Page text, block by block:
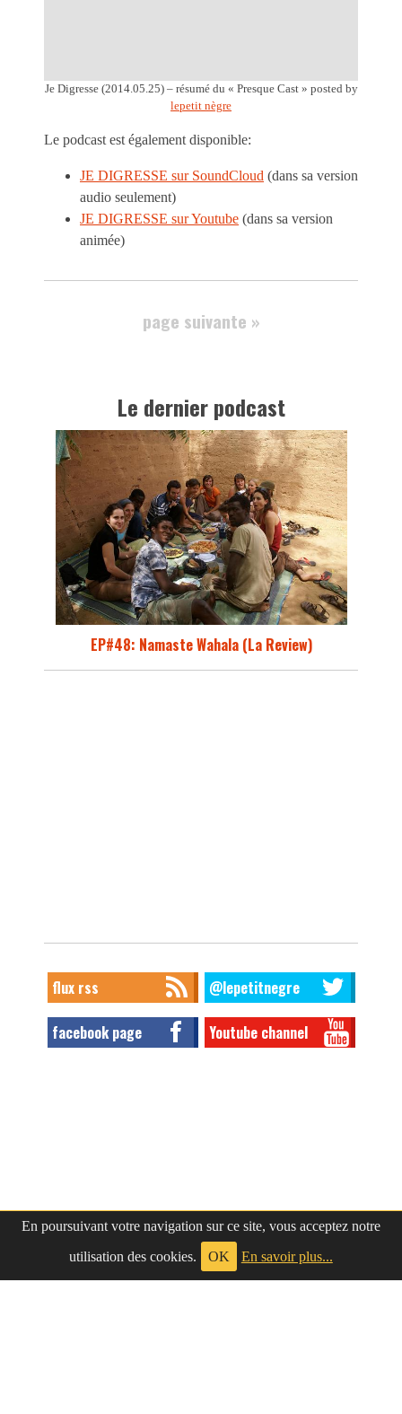
En poursuivant votre navigation sur ce site, vous acceptez notre
utilisation des cookies.
OK En savoir plus...
Je Digresse (2014.05.25) – résumé du « Presque Cast » posted by
lepetit nègre
Le podcast est également disponible:
JE DIGRESSE sur SoundCloud (dans sa version
audio seulement)
JE DIGRESSE sur Youtube (dans sa version
animée)
page suivante »
Le dernier podcast
EP#48: Namaste Wahala (La Review)
flux rss @lepetitnegre
facebook page Youtube channel